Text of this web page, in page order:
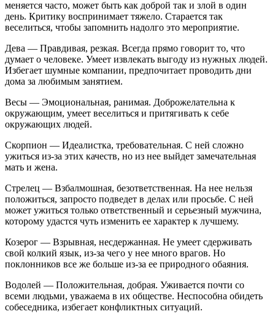
меняется часто, может быть как доброй так и злой в один
день. Критику воспринимает тяжело. Старается так
веселиться, чтобы запомнить надолго это мероприятие.
Дева — Правдивая, резкая. Всегда прямо говорит то, что
думает о человеке. Умеет извлекать выгоду из нужных людей.
Избегает шумные компании, предпочитает проводить дни
дома за любимым занятием.
Весы — Эмоциональная, ранимая. Доброжелательна к
окружающим, умеет веселиться и притягивать к себе
окружающих людей.
Скорпион — Идеалистка, требовательная. С ней сложно
ужиться из-за этих качеств, но из нее выйдет замечательная
мать и жена.
Стрелец — Взбалмошная, безответственная. На нее нельзя
положиться, запросто подведет в делах или просьбе. С ней
может ужиться только ответственный и серьезный мужчина,
которому удастся чуть изменить ее характер к лучшему.
Козерог — Взрывная, несдержанная. Не умеет сдерживать
свой колкий язык, из-за чего у нее много врагов. Но
поклонников все же больше из-за ее природного обаяния.
Водолей — Положительная, добрая. Уживается почти со
всеми людьми, уважаема в их обществе. Неспособна обидеть
собеседника, избегает конфликтных ситуаций.